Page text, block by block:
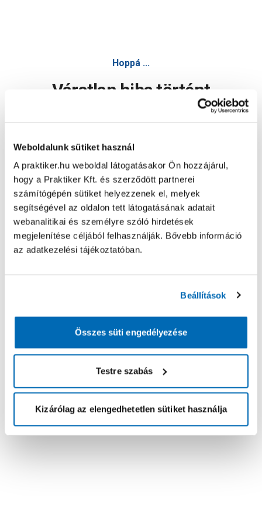
Weboldalunk sütiket használ
A praktiker.hu weboldal látogatásakor Ön hozzájárul,
hogy a Praktiker Kft. és szerződött partnerei
számítógépén sütiket helyezzenek el, melyek
segítségével az oldalon tett látogatásának adatait
webanalitikai és személyre szóló hirdetések
megjelenítése céljából felhasználják. Bővebb információ
az adatkezelési tájékoztatóban.
Beállítások
Összes süti engedélyezése
Testre szabás
Kizárólag az elengedhetetlen sütiket használja
Hoppá ...
Váratlan hiba történt
Oldal újratöltése